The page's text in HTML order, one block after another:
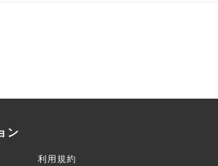
ン
利用規約